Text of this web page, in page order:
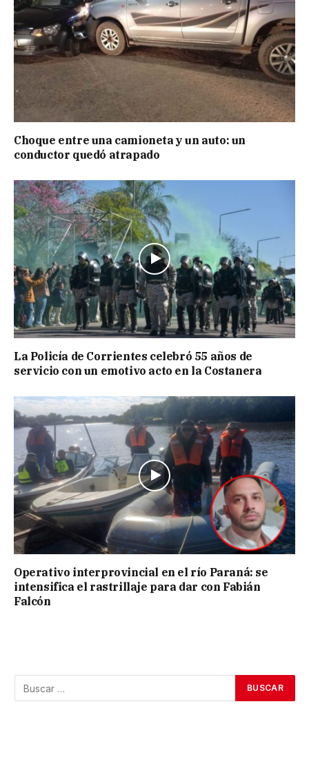
Choque entre una camioneta y un auto: un
conductor quedó atrapado
La Policía de Corrientes celebró 55 años de
servicio con un emotivo acto en la Costanera
Operativo interprovincial en el río Paraná: se
intensifica el rastrillaje para dar con Fabián
Falcón